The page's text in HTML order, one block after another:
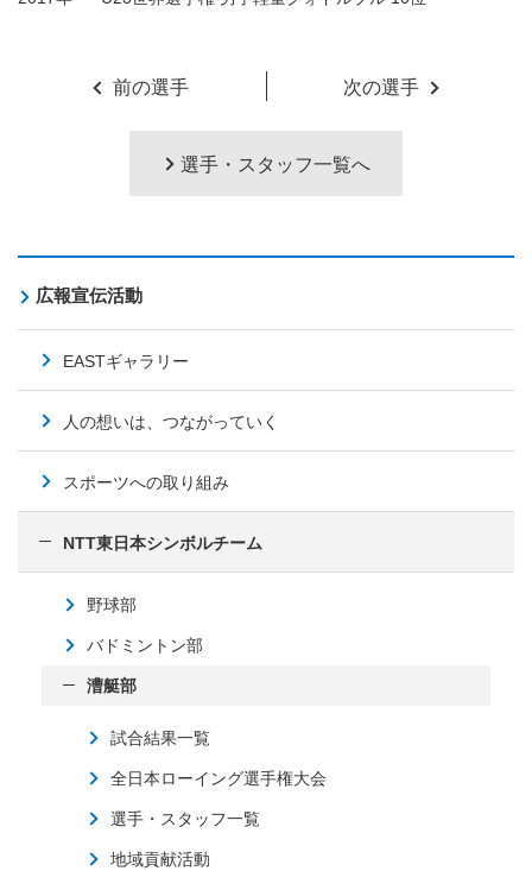
前の選手 次の選手
選手・スタッフ一覧へ
広報宣伝活動
EASTギャラリー
人の想いは、つながっていく
スポーツへの取り組み
NTT東日本シンボルチーム
野球部
バドミントン部
漕艇部
試合結果一覧
全日本ローイング選手権大会
選手・スタッフ一覧
地域貢献活動